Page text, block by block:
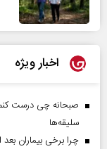
اخبار ویژه
سلیقه‌ها
چرا برخی بیماران بعد